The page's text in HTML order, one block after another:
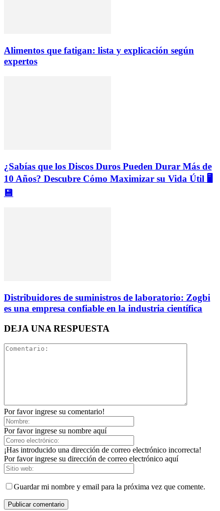
Alimentos que fatigan: lista y explicación según
expertos
¿Sabías que los Discos Duros Pueden Durar Más de
10 Años? Descubre Cómo Maximizar su Vida Útil 🖥️
💾
Distribuidores de suministros de laboratorio: Zogbi
es una empresa confiable en la industria científica
DEJA UNA RESPUESTA
Por favor ingrese su comentario!
Por favor ingrese su nombre aquí
¡Has introducido una dirección de correo electrónico incorrecta!
Por favor ingrese su dirección de correo electrónico aquí
Guardar mi nombre y email para la próxima vez que comente.